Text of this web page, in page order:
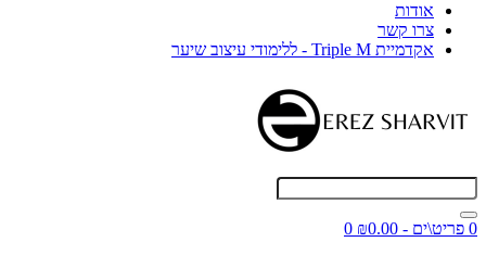
אודות
צרו קשר
אקדמיית Triple M - ללימודי עיצוב שיער
0 פריט\ים - ₪0.00
0